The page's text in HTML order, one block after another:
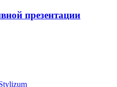
презентации